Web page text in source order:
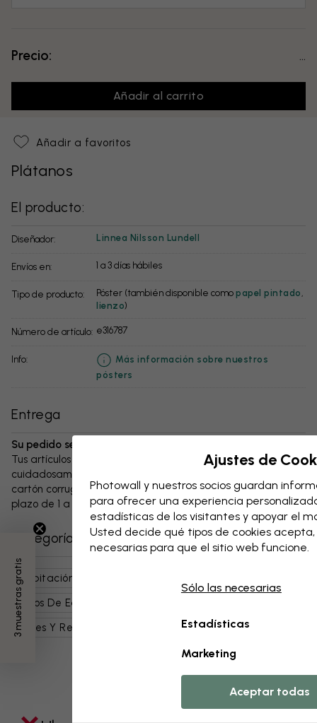
Precio: ...
Añadir al carrito
Añadir a favoritos
Plátanos
El producto:
Diseñador: Linnea Nilsson Lundell
Envíos en: 1 a 3 días hábiles
Tipo de producto: Póster (también disponible como papel pintado ,
lienzo)
Número de artículo: e316787
info:
Más información sobre nuestros
pósters
Entrega
Su pedido se enviará en el plazo de 1 a 3 días:
Tus artículos y cualquier accesorio se embalan
cuidadosamente y se entregan protegidos en una caja de
cartón corrugado resistente. El paquete se enviará en un
plazo de 1 a 3 días, siempre con gastos de envío gratuitos.
Categorías relacionadas
Habitación Infantil
Tipos De Edificios Y Arquitectura
Bares Y Restaurantes
Arte Para Niños
3 muestras gratis
Ajustes de
Photowall y nuestros socios guardan
para ofrecer una experiencia
estadísticas de los visitantes y apoyar el
Usted decide qué tipos de cookies
necesarias para que el sitio web funcione.
Sólo las necesarias
Estadísticas
Marketing
Aceptar todas